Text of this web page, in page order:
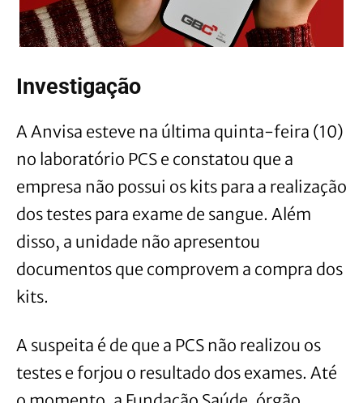
Investigação
A Anvisa esteve na última quinta-feira (10)
no laboratório PCS e constatou que a
empresa não possui os kits para a realização
dos testes para exame de sangue. Além
disso, a unidade não apresentou
documentos que comprovem a compra dos
kits.
A suspeita é de que a PCS não realizou os
testes e forjou o resultado dos exames. Até